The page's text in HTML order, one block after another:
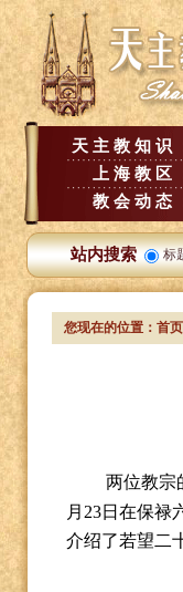
天主教知识
上海教区
教会动态
站内搜索 标
您现在的位置：首页
两位教宗
月 23日在保禄
介绍了若望二